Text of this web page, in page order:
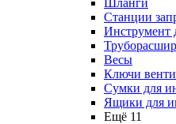
Шланги
Станции
Инструмент
Весы
Ключи
Сумки для
Ящики для
Ещё 11